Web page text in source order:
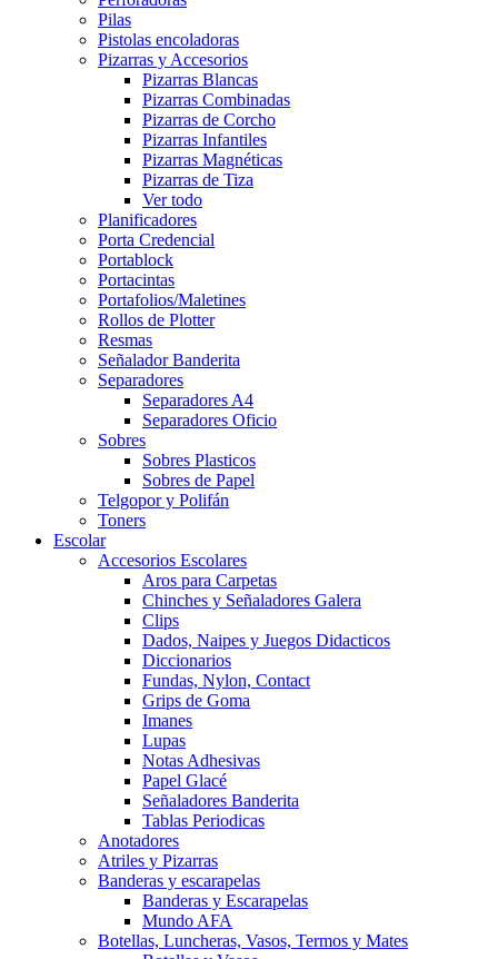
Pilas
Pistolas encoladoras
Pizarras y Accesorios
Pizarras Blancas
Pizarras Combinadas
Pizarras de Corcho
Pizarras Infantiles
Pizarras Magnéticas
Pizarras de Tiza
Ver todo
Planificadores
Porta Credencial
Portablock
Portacintas
Portafolios/Maletines
Rollos de Plotter
Resmas
Señalador Banderita
Separadores
Separadores A4
Separadores Oficio
Sobres
Sobres Plasticos
Sobres de Papel
Telgopor y Polifán
Toners
Escolar
Accesorios Escolares
Aros para Carpetas
Chinches y Señaladores Galera
Clips
Dados, Naipes y Juegos Didacticos
Diccionarios
Fundas, Nylon, Contact
Grips de Goma
Imanes
Lupas
Notas Adhesivas
Papel Glacé
Señaladores Banderita
Tablas Periodicas
Anotadores
Atriles y Pizarras
Banderas y escarapelas
Banderas y Escarapelas
Mundo AFA
Botellas, Luncheras, Vasos, Termos y Mates